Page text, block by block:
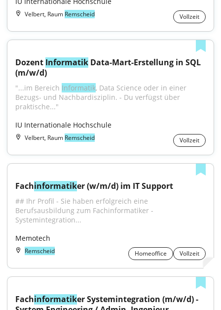
Velbert, Raum Remscheid Vollzeit
Dozent Informatik Data-Mart-Erstellung in SQL
(m/w/d)
"...im Bereich Informatik, Data Science oder in einer
Bezugs- und Nachbardisziplin. - Du verfügst über
praktische..."
IU Internationale Hochschule
Velbert, Raum Remscheid Vollzeit
Fachinformatiker (w/m/d) im IT Support
## Ihr Profil - Sie haben erfolgreich eine
Berufsausbildung zum Fachinformatiker -
Systemintegration...
Memotech
Remscheid Homeoffice Vollzeit
Fachinformatiker Systemintegration (m/w/d) -